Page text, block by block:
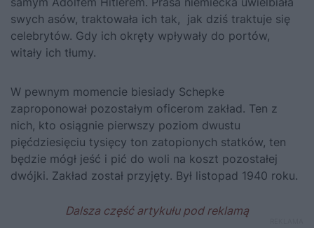
swych asów, traktowała ich tak, jak dziś traktuje się
celebrytów. Gdy ich okręty wpływały do portów,
witały ich tłumy.
W pewnym momencie biesiady Schepke
zaproponował pozostałym oficerom zakład. Ten z
nich, kto osiągnie pierwszy poziom dwustu
pięćdziesięciu tysięcy ton zatopionych statków, ten
będzie mógł jeść i pić do woli na koszt pozostałej
dwójki. Zakład został przyjęty. Był listopad 1940 roku.